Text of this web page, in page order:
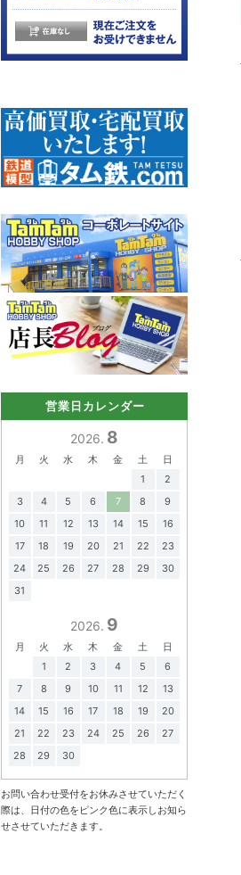
営業日カレンダー
2026. 8
月 火 水 木 金 土
日
1
2
3
4 5 6 7 8
9
10
11 12 13 14 15
16
17
18 19 20 21 22
23
24
25 26 27 28 29
30
31
2026. 9
月 火 水 木 金 土
日
1
2 3 4 5
6
7
8 9 10 11 12
13
14
15 16 17 18 19
20
21
22 23 24 25 26
27
28
29 30
お問い合わせ受付をお休みさせていただく
際は、日付の色をピンク色に表示しお知ら
せさせていただきます。